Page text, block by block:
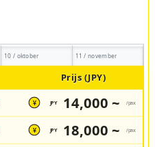
10 / oktober 11 / november
Prijs (JPY)
¥ JPY 14,000 ~ /pax
¥ JPY 18,000 ~ /pax